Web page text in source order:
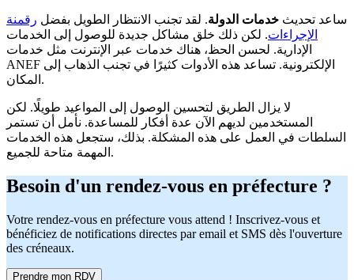
ساعد تحديث خدمات الدولة. لقد تجنب الانتظار الطويل بفضل رقمنة
الإجراءات. لكن ذلك خلق مشاكل جديدة للوصول إلى الخدمات
الإدارية. لحسن الحظ، هناك خدمات عبر الإنترنت مثل خدمات
ANEF الإلكترونية. تساعد هذه الأدوات كثيرًا في تجنب الذهاب إلى
المكان.
لا يزال الطريق لتحسين الوصول إلى المواعيد طويلًا. لكن
المستخدمين لديهم الآن عدة أفكار للمساعدة. نأمل أن تستمر
السلطات في العمل على هذه المشكلة. بذلك، ستجعل هذه الخدمات
المهمة متاحة للجميع.
Besoin d'un rendez-vous en préfecture ?
Votre rendez-vous en préfecture vous attend ! Inscrivez-vous et
bénéficiez de notifications directes par email et SMS dès l'ouverture
des créneaux.
Prendre mon RDV